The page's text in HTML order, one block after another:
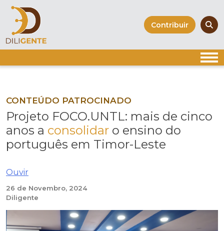
Skip
content
Contribuir
CONTEÚDO PATROCINADO
Projeto FOCO.UNTL: mais de cinco
anos a consolidar o ensino do
português em Timor-Leste
Ouvir
26 de Novembro, 2024
Diligente